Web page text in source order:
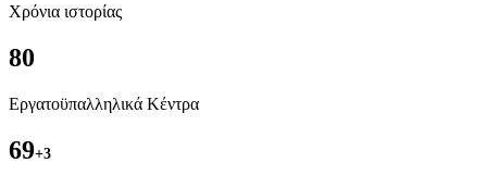
Χρόνια ιστορίας
80
Εργατοϋπαλληλικά Κέντρα
69+3